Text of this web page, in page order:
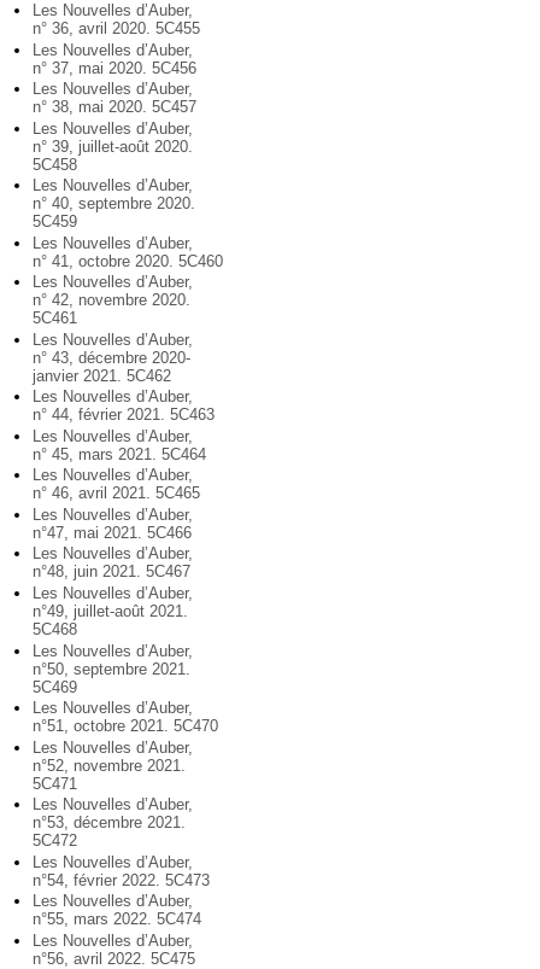
Les Nouvelles d’Auber,
n° 36, avril 2020. 5C455
Les Nouvelles d’Auber,
n° 37, mai 2020. 5C456
Les Nouvelles d’Auber,
n° 38, mai 2020. 5C457
Les Nouvelles d’Auber,
n° 39, juillet-août 2020.
5C458
Les Nouvelles d’Auber,
n° 40, septembre 2020.
5C459
Les Nouvelles d’Auber,
n° 41, octobre 2020. 5C460
Les Nouvelles d’Auber,
n° 42, novembre 2020.
5C461
Les Nouvelles d’Auber,
n° 43, décembre 2020-
janvier 2021. 5C462
Les Nouvelles d’Auber,
n° 44, février 2021. 5C463
Les Nouvelles d’Auber,
n° 45, mars 2021. 5C464
Les Nouvelles d’Auber,
n° 46, avril 2021. 5C465
Les Nouvelles d’Auber,
n°47, mai 2021. 5C466
Les Nouvelles d’Auber,
n°48, juin 2021. 5C467
Les Nouvelles d’Auber,
n°49, juillet-août 2021.
5C468
Les Nouvelles d’Auber,
n°50, septembre 2021.
5C469
Les Nouvelles d’Auber,
n°51, octobre 2021. 5C470
Les Nouvelles d’Auber,
n°52, novembre 2021.
5C471
Les Nouvelles d’Auber,
n°53, décembre 2021.
5C472
Les Nouvelles d’Auber,
n°54, février 2022. 5C473
Les Nouvelles d’Auber,
n°55, mars 2022. 5C474
Les Nouvelles d’Auber,
n°56, avril 2022. 5C475